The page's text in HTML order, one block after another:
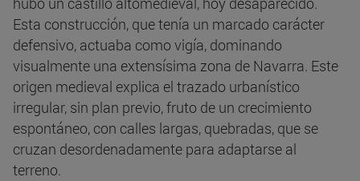
Esta construcción, que tenía un marcado carácter
defensivo, actuaba como vigía, dominando
visualmente una extensísima zona de Navarra. Este
origen medieval explica el trazado urbanístico
irregular, sin plan previo, fruto de un crecimiento
espontáneo, con calles largas, quebradas, que se
cruzan desordenadamente para adaptarse al
terreno.